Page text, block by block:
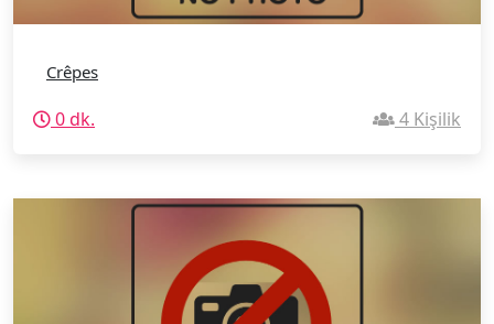
Crêpes
0 dk. 4 Kişilik